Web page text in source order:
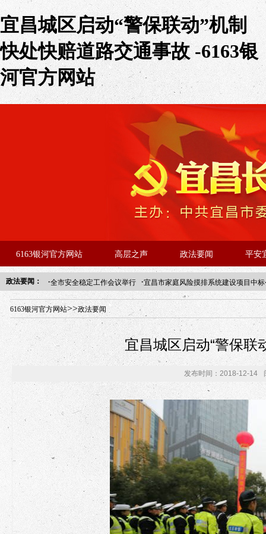
宜昌城区启动“警保联动”机制
快处快赔道路交通事故 -6163银
河官方网站
6163银河官方网站 高层之声 政法要闻 平安
政法要闻： ·全市安全稳定工作会议举行 ·宜昌市家庭风险摸排系统建设项目中
年“招才兴业”事业单位人才引进·北京站人民大学入校工作提醒
6163银河官方网站>>政法要闻
宜昌城区启动“警保联
发布时间：2018-12-14